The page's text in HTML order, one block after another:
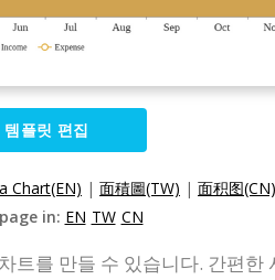
템플릿 편집
Chart(EN) | 面積圖(TW) | 面积图(CN)
in: EN TW CN
를 만들 수 있습니다. 간편